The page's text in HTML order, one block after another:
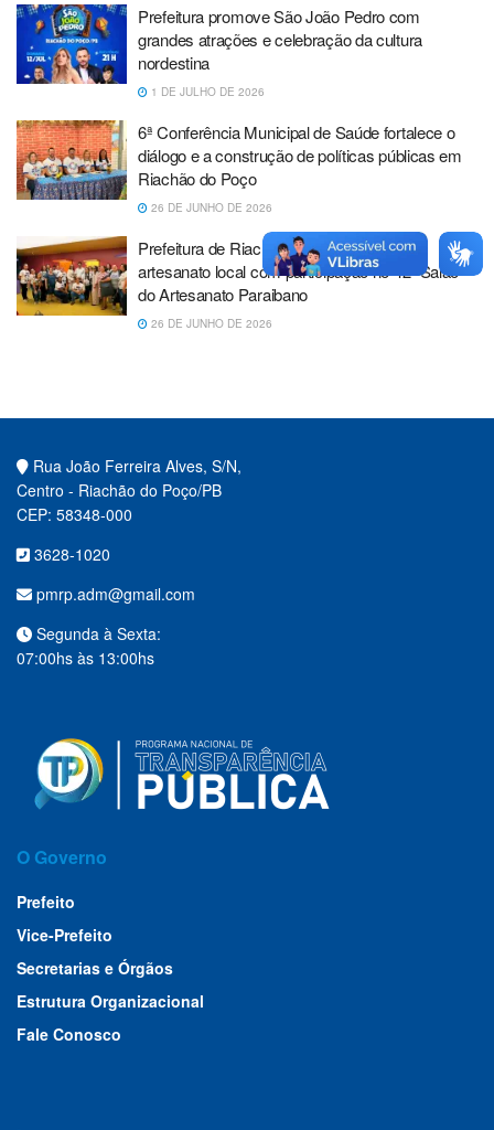
Prefeitura promove São João Pedro com
grandes atrações e celebração da cultura
nordestina
1 DE JULHO DE 2026
6ª Conferência Municipal de Saúde fortalece o
diálogo e a construção de políticas públicas em
Riachão do Poço
26 DE JUNHO DE 2026
Prefeitura de Riachão do Poço fortalece o
artesanato local com participação no 42º Salão
do Artesanato Paraibano
26 DE JUNHO DE 2026
Rua João Ferreira Alves, S/N,
Centro - Riachão do Poço/PB
CEP: 58348-000
3628-1020
pmrp.adm@gmail.com
Segunda à Sexta:
07:00hs às 13:00hs
O Governo
Prefeito
Vice-Prefeito
Secretarias e Órgãos
Estrutura Organizacional
Fale Conosco